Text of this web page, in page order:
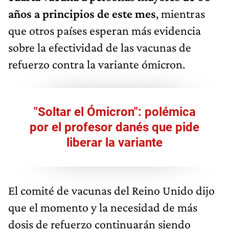
años a principios de este mes, mientras
que otros países esperan más evidencia
sobre la efectividad de las vacunas de
refuerzo contra la variante ómicron.
"Soltar el Ómicron": polémica
por el profesor danés que pide
liberar la variante
El comité de vacunas del Reino Unido dijo
que el momento y la necesidad de más
dosis de refuerzo continuarán siendo